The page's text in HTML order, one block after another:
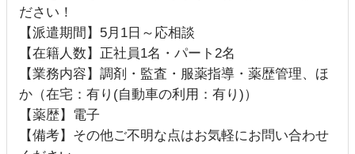
ださい！
【派遣期間】5月1日～応相談
【在籍人数】正社員1名・パート2名
【業務内容】調剤・監査・服薬指導・薬歴管理、ほ
か（在宅：有り(自動車の利用：有り)）
【薬歴】電子
【備考】その他ご不明な点はお気軽にお問い合わせ